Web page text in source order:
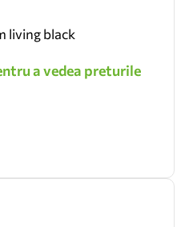
living black
a vedea preturile